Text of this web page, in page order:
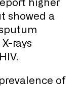
higher
showed a
rays
of